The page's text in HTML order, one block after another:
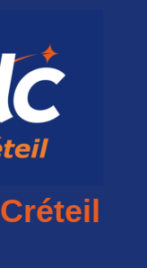
Créteil